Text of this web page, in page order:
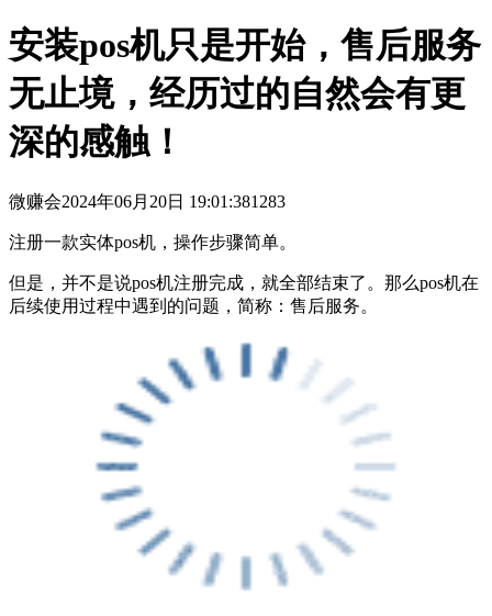
安装pos机只是开始，售后服务
无止境，经历过的自然会有更
深的感触！
微赚会2024年06月20日 19:01:381283
注册一款实体pos机，操作步骤简单。
但是，并不是说pos机注册完成，就全部结束了。 那么pos机在
后续使用过程中遇到的问题，简称：售后服务。